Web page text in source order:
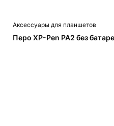
Аксессуары для планшетов
Перо XP-Pen PA2 без